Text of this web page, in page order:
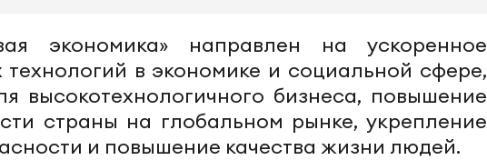
экономика» направлен на ускоренное
в экономике и социальной сфере,
высокотехнологичного бизнеса, повышение
страны на глобальном рынке, укрепление
и повышение качества жизни людей.